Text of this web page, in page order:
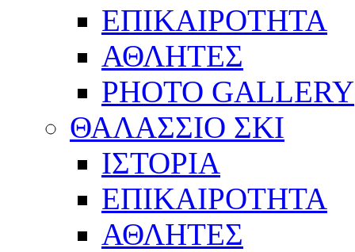
ΕΠΙΚΑΙΡΟΤΗΤΑ
ΑΘΛΗΤΕΣ
PHOTO GALLERY
ΘΑΛΑΣΣΙΟ ΣΚΙ
ΙΣΤΟΡΙΑ
ΕΠΙΚΑΙΡΟΤΗΤΑ
ΑΘΛΗΤΕΣ